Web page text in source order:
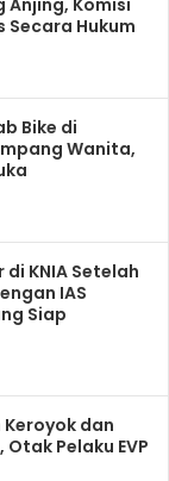
Anjing, Komisi
Secara Hukum
Bike di
Wanita,
KNIA Setelah
IAS
Siap
dan
Pelaku EVP